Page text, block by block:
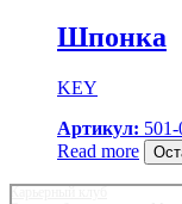
Шпонка
KEY
Артикул:
Read more